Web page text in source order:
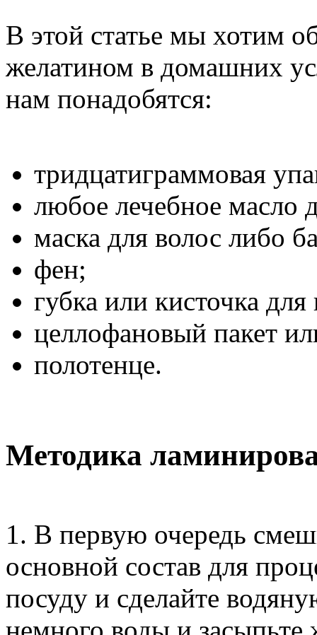
В этой статье мы хотим
желатином в домашних
нам понадобятся:
тридцатиграммовая
любое лечебное масло
маска для волос либо
фен;
губка или кисточка для
целлофановый пакет
полотенце.
Методика
1. В первую очередь
основной состав для
посуду и сделайте